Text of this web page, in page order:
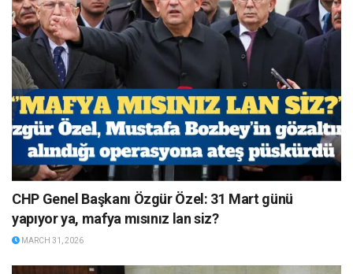
CHP Genel Başkanı Özgür Özel: 31 Mart günü
yapıyor ya, mafya mısınız lan siz?
MARCH 31, 2026